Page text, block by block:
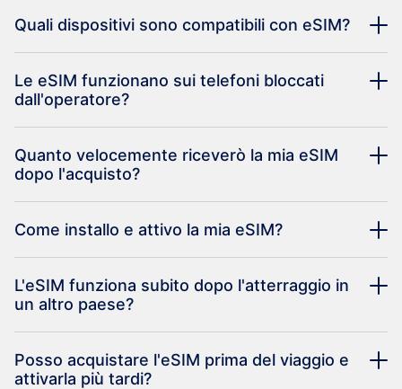
Quali dispositivi sono compatibili con eSIM?
Le eSIM funzionano sui telefoni bloccati
dall'operatore?
Quanto velocemente riceverò la mia eSIM
dopo l'acquisto?
Come installo e attivo la mia eSIM?
L'eSIM funziona subito dopo l'atterraggio in
un altro paese?
Posso acquistare l'eSIM prima del viaggio e
attivarla più tardi?